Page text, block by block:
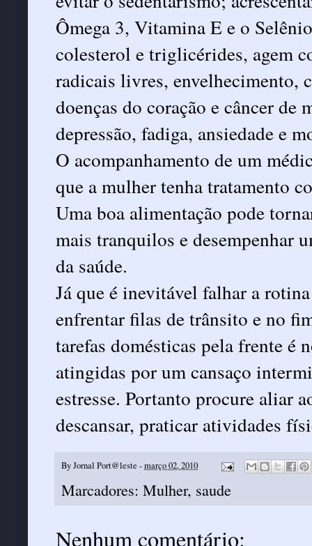
Ômega 3, Vitamina E e o
colesterol e triglicérides, agem
radicais livres, envelhecimento,
doenças do coração e câncer
depressão, fadiga, ansiedade e
O acompanhamento de um
que a mulher tenha tratamento
Uma boa alimentação pode
mais tranquilos e desempenhar
da saúde.
Já que é inevitável falhar a
enfrentar filas de trânsito e no
tarefas domésticas pela frente é
atingidas por um cansaço
estresse. Portanto procure aliar
descansar, praticar atividades
ByJornal Port@leste -março 02, 2010
Marcadores: Mulher, saude
Nenhum comentário: